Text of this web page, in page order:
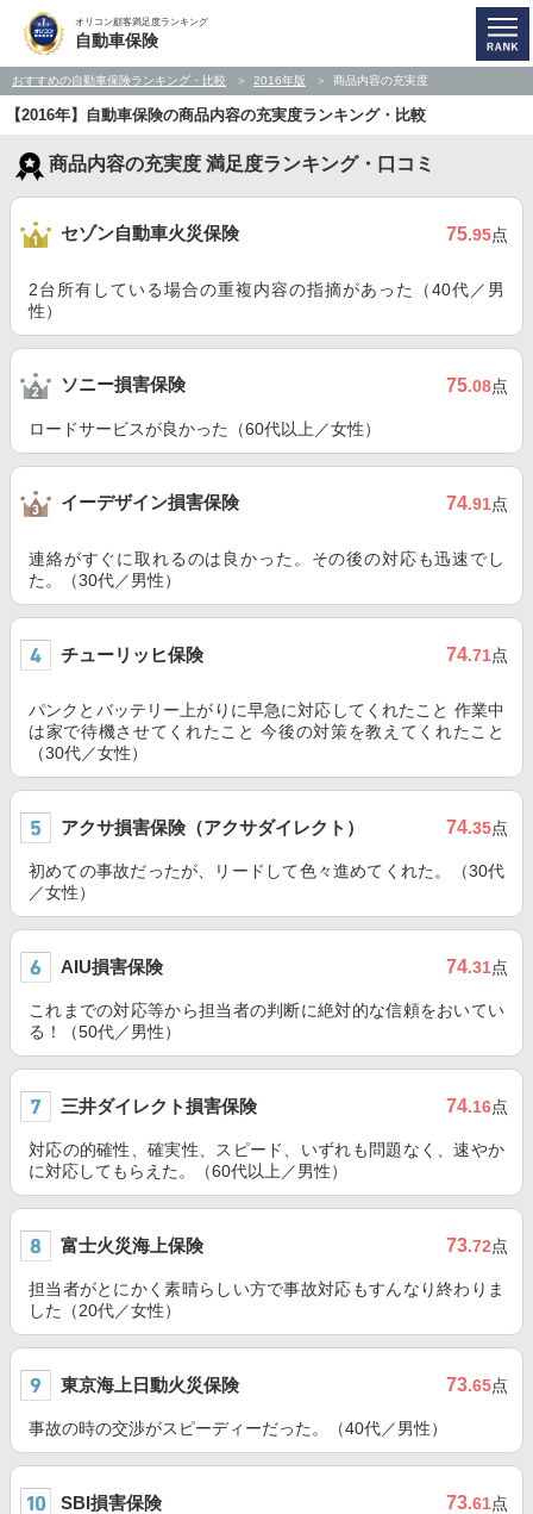
オリコン顧客満足度ランキング
自動車保険
おすすめの自動車保険ランキング・比較 2016年版 商品内容の充実度
【2016年】自動車保険の商品内容の充実度ランキング・比較
商品内容の充実度 満足度ランキング・口コミ
セゾン自動車火災保険 75.95点
2台所有している場合の重複内容の指摘があった（40代／男
性）
ソニー損害保険 75.08点
ロードサービスが良かった（60代以上／女性）
イーデザイン損害保険 74.91点
連絡がすぐに取れるのは良かった。その後の対応も迅速でし
た。（30代／男性）
チューリッヒ保険 74.71点
パンクとバッテリー上がりに早急に対応してくれたこと 作業中
は家で待機させてくれたこと 今後の対策を教えてくれたこと
（30代／女性）
アクサ損害保険（アクサダイレクト） 74.35点
初めての事故だったが、リードして色々進めてくれた。（30代
／女性）
AIU損害保険 74.31点
これまでの対応等から担当者の判断に絶対的な信頼をおいてい
る！（50代／男性）
三井ダイレクト損害保険 74.16点
対応の的確性、確実性、スピード、いずれも問題なく、速やか
に対応してもらえた。（60代以上／男性）
富士火災海上保険 73.72点
担当者がとにかく素晴らしい方で事故対応もすんなり終わりま
した（20代／女性）
東京海上日動火災保険 73.65点
事故の時の交渉がスピーディーだった。（40代／男性）
SBI損害保険 73.61点